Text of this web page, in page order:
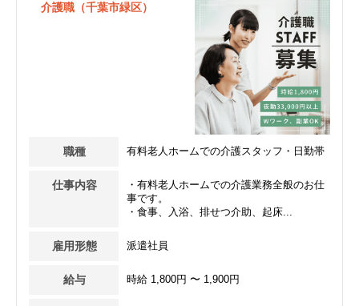
介護職（千葉市緑区）
職種 有料老人ホームでの介護スタッフ・日勤帯
仕事内容
・有料老人ホームでの介護業務全般のお仕
事です。
・食事、入浴、排せつ介助、起床...
雇用形態 派遣社員
給与 時給 1,800円 〜 1,900円